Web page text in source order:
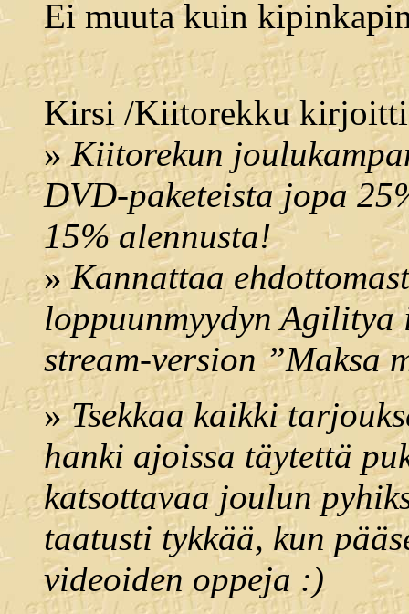
Ei muuta kuin
Kirsi /Kiitorekku
»Kiitorekun
DVD-paketeista jopa
15% alennusta!
»Kannattaa
loppuunmyydyn Agilitya
stream-version ”Maksa
»Tsekkaa kaikki
hanki ajoissa täytettä
katsottavaa joulun
taatusti tykkää, kun
videoiden oppeja :)